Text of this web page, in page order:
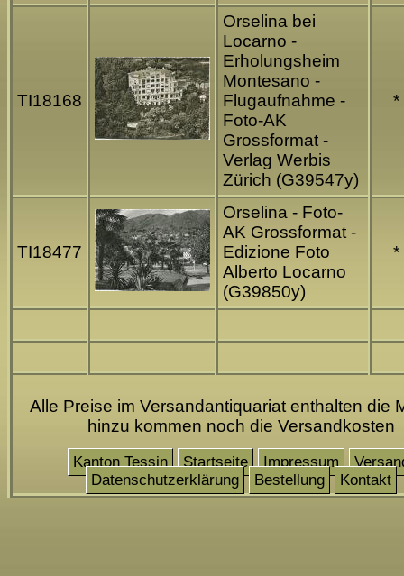
TI18168
Orselina bei
Locarno -
Erholungsheim
Montesano -
Flugaufnahme -
Foto-AK
Grossformat -
Verlag Werbis
Zürich (G39547y)
*
TI18477
Orselina - Foto-
AK Grossformat -
Edizione Foto
Alberto Locarno
(G39850y)
*
Alle Preise im Versandantiquariat enthalten die
hinzu kommen noch die Versandkosten
Kanton Tessin Startseite Impressum
Datenschutzerklärung
Bestellung Kontakt